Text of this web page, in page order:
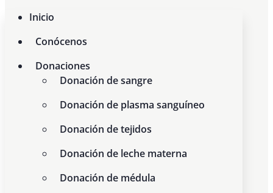
Inicio
Conócenos
Donaciones
Donación de sangre
Donación de plasma sanguíneo
Donación de tejidos
Donación de leche materna
Donación de médula